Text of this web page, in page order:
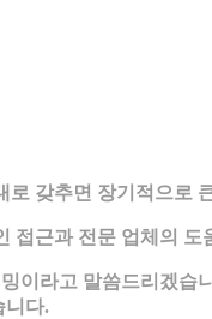
갖추면 장기적으로
접근과 전문 업체의
라고 말씀드리겠습
니다.